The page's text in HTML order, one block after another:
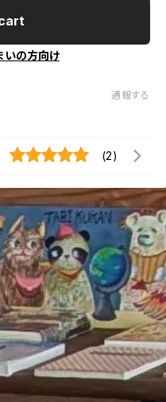
いの方向け
通報する
(2)